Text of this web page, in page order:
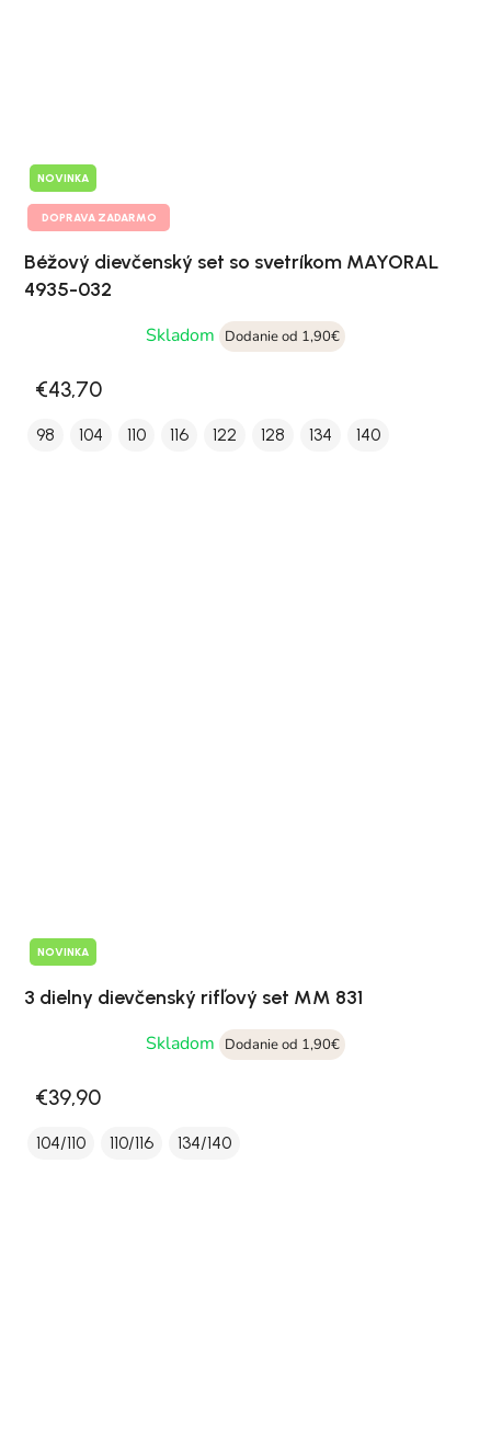
NOVINKA
DOPRAVA ZADARMO
Béžový dievčenský set so svetríkom MAYORAL
4935-032
Skladom
Dodanie od 1,90€
€43,70
98 104 110 116 122 128 134 140
NOVINKA
3 dielny dievčenský rifľový set MM 831
Skladom
Dodanie od 1,90€
€39,90
104/110 110/116 134/140